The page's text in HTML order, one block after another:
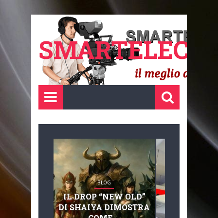
BLOG
IL DROP “NEW OLD”
DI SHAIYA DIMOSTRA